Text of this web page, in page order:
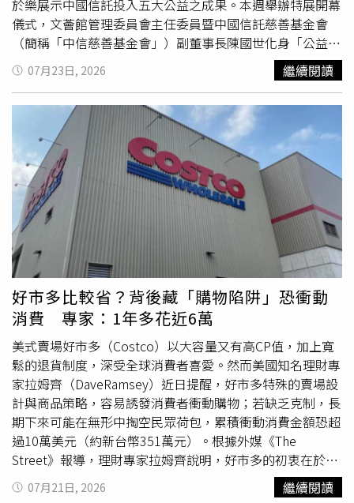
也有一名女子與未婚夫購入新房後，在閣樓密室發現一件保
存良好的復古婚紗，影片同樣在網路爆紅。雖然始終找不到
原主人，但女子表示，希望能將婚紗重新改造，作為自己婚
禮上的禮服，讓這份意外發現延續新的故事。
於樂展示中國信託投入五大公益之成果。本週舉辦特展開幕
儀式，文薈館管理委員會主任委員暨中國信託慈善基金會
（簡稱「中信慈善基金會」）副董事長陳國世化身「公益探
險隊長」，帶領現場孩子展開跳島探險之旅，號召大家共同
投入公益行動。文薈館管理委員會主任委員陳國世、文薈館
館長暨中國信託金融控股公司董事會秘書長高人傑、文薈館
副館長暨中國信託金控人資長卓長興，一同出席開幕儀式。
陳國世主任委員分享，公益群島分別代表中國信託長期深耕
的公益領域，慈善島守護偏鄉兒童、反毒島拒絕毒品、教育
島培育人才、體育島推廣運動、藝文島扶植藝文，希望小朋
友看展時了解企業投入公益、回饋社會的重要性。中國信託
文薈館「中信60公益足跡—愛的
之旅」特展本週舉行開
幕儀式，文薈館管理委員會主任委員陳國世（後排左二）、
館長高人傑（後排右二）、副館長卓長興（後排左一）及總
幹事林永勝（後排右一）帶領現場孩子展開跳島探險之旅，
號召大家共同投入公益行動。（圖／中信銀行提供）文薈館
自 2017 年起舉辦暑期特展，至今已超過 38萬人次造訪，歷
年特展推廣普惠金融教育，將艱澀的金融知識轉化為淺顯易
懂理財常識，深受大、小朋友的喜愛。「中信60公益足跡—
愛的尋寶之旅」特展則以五大公益作為策展主軸，打造童書
敘事風格的沉浸式展覽，如中信慈善基金會長期推動之「點
燃生命之火」全民愛心募款運動、扶植偏鄉23支少棒及青少
棒的「愛接棒計畫」，皆詳列於慈善島；毒品島設有毒品嗅
覺體驗與毒品包裝展示，教導小朋友拒絕毒品的重要性；體
育島則介紹全臺人氣最高的中信兄弟棒球隊與新北中信特攻
籃球隊，最受小朋友好評。民眾觀展還可蒐集安排於各展區
的小翔、桑德、小火子等吉祥物圖樣套色明信片，完成指定
07月23日, 2026 繼續閱讀
好市多比較省？背後藏「購物陷阱」恐衝動
消費 專家：1年多花近6萬
美式賣場好市多（Costco）以大容量又有高CP值，加上寬
鬆的退貨制度，深受全球消費者喜愛。然而美國知名理財專
家拉姆齊（DaveRamsey）近日提醒，好市多特殊的賣場設
計與商品策略，容易誘發消費者衝動購物；若缺乏克制，長
期下來可能在無形中掏空民眾荷包，累積衝動消費金額恐超
過10萬美元（約新台幣351萬元）。根據外媒《The
Street》報導，理財專家拉姆齊說明，好市多的初衷在於協
助消費者節省開支，透過大批購物的薄利多銷模式降低單件
商品成本，加上旗下自有品牌Kirkland主打優質且價格實
07月21日, 2026 繼續閱讀